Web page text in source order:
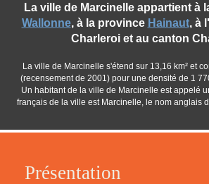
Présentation
La ville de Marcinelle appartient à
Wallonne, à la province Hainaut, à
Charleroi et au canton
La ville de Marcinelle s'étend sur 13,16 km² et
(recensement de 2001) pour une densité de 1
Un habitant de la ville de Marcinelle est appelé
français de la ville est Marcinelle, le nom anglais